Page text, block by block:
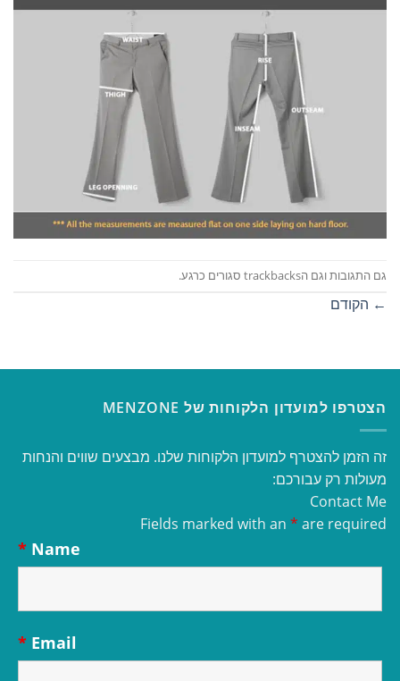
גם התגובות וגם הtrackbacks סגורים כרגע.
← הקודם
הצטרפו למועדון הלקוחות של MENZONE
זה הזמן להצטרף למועדון הלקוחות שלנו. מבצעים שווים והנחות
מעולות רק עבורכם:
Contact Me
Fields marked with an * are required
Name
*
Email
*